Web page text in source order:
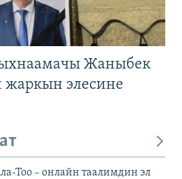
Жаныбек
элесине
Тоо – онлайн таалимдин эл